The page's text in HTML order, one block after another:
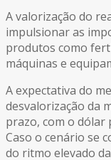
A valorização do
impulsionar as
produtos como
máquinas e
A expectativa do
desvalorização da
prazo, com o dólar
Caso o cenário se
do ritmo elevado